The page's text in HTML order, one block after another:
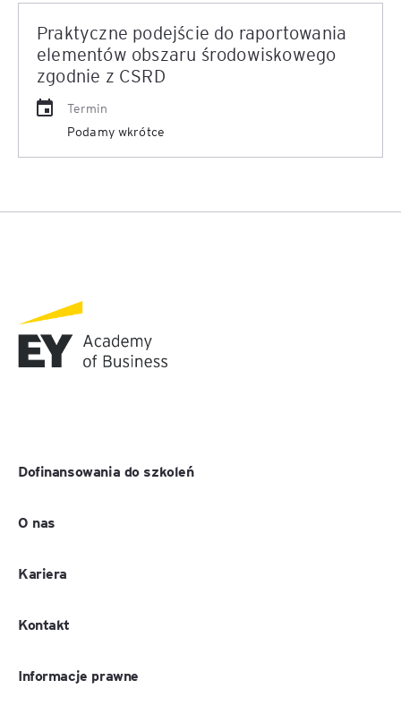
Praktyczne podejście do raportowania
elementów obszaru środowiskowego
zgodnie z CSRD
Termin
Podamy wkrótce
Dofinansowania do szkoleń
O nas
Kariera
Kontakt
Informacje prawne